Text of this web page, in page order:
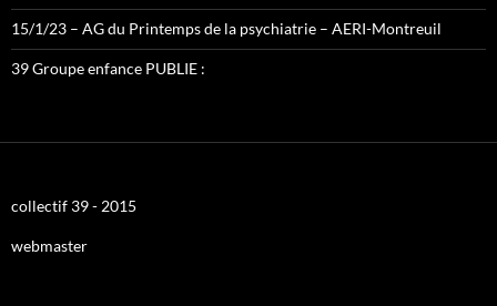
15/1/23 – AG du Printemps de la psychiatrie – AERI-Montreuil
39 Groupe enfance PUBLIE :
collectif 39 - 2015
webmaster